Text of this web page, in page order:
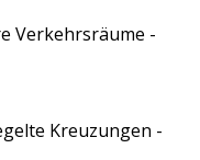
Verkehrsräume -
Kreuzungen -